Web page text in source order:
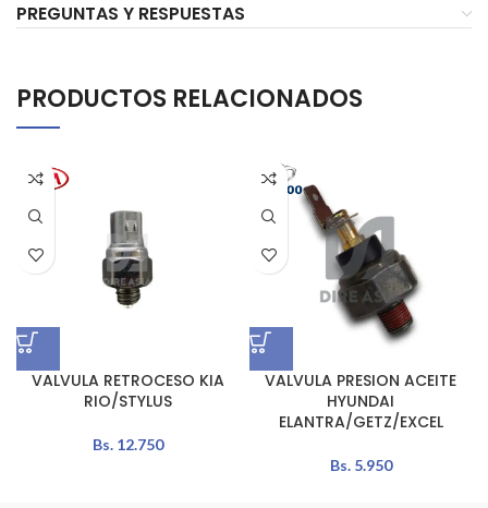
PREGUNTAS Y RESPUESTAS
PRODUCTOS RELACIONADOS
VALVULA RETROCESO KIA
RIO/STYLUS
Bs.12.750
VALVULA PRESION ACEITE
HYUNDAI
ELANTRA/GETZ/EXCEL
Bs.5.950